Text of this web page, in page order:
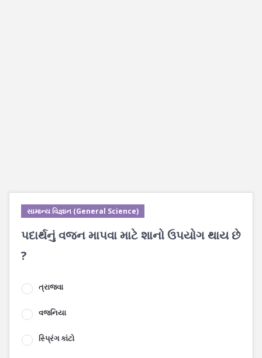
સામાન્ય વિજ્ઞાન (General Science)
પદાર્થનું વજન માપવા માટે શાનો ઉપયોગ થાય છે
?
ત્રાજવા
વજનિયા
સ્પ્રિંગ કાંટો